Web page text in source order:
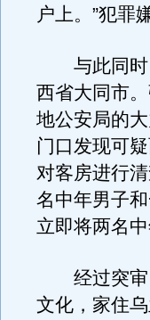
户上。”犯罪
与此同时
西省大同市
地公安局的
门口发现可
对客房进行
名中年男子
立即将两名
经过突审
文化，家住